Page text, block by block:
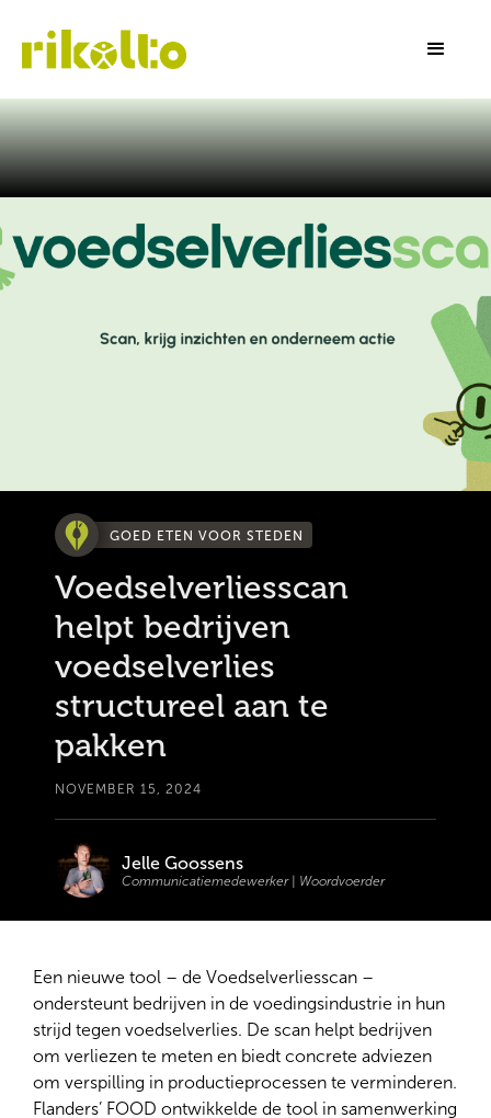
GOED ETEN VOOR STEDEN
Voedselverliesscan
helpt bedrijven
voedselverlies
structureel aan te
pakken
NOVEMBER 15, 2024
Jelle Goossens
Communicatiemedewerker | Woordvoerder
Een nieuwe tool – de Voedselverliesscan –
ondersteunt bedrijven in de voedingsindustrie in hun
strijd tegen voedselverlies. De scan helpt bedrijven
om verliezen te meten en biedt concrete adviezen
om verspilling in productieprocessen te verminderen.
Flanders’ FOOD ontwikkelde de tool in samenwerking